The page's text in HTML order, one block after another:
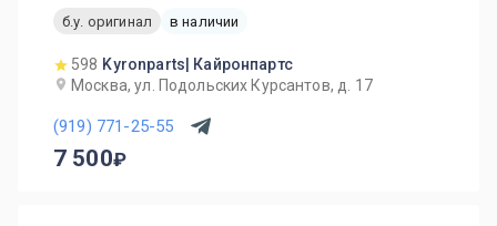
б.у. оригинал
в наличии
598 Kyronparts| Кайронпартс
Москва, ул. Подольских Курсантов, д. 17
(919) 771-25-55
7 500